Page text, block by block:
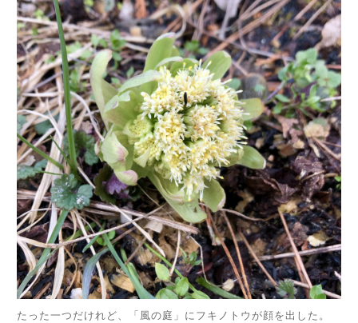
たった一つだけれど、「風の庭」にフキノトウが顔を出した。